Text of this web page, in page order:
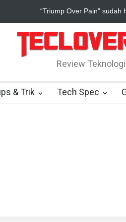
True Digital Plus janji dukung
Review
& Trik Tech Spec